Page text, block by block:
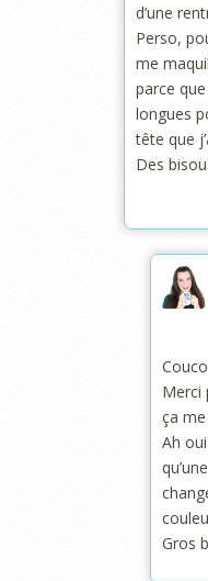
d’une
Perso,
me
parce
longues
tête que
Des
Merci
ça
Ah
Gros